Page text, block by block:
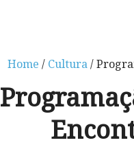
Home / Cultura/